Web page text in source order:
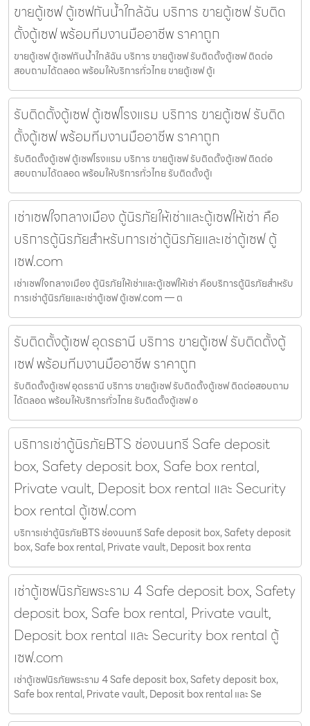
ขายตู้เซฟ ตู้เซฟกันน้ำใกล้ฉัน บริการ ขายตู้เซฟ รับติด
ตั้งตู้เซฟ พร้อมทีมงานมืออาชีพ ราคาถูก
ขายตู้เซฟ ตู้เซฟกันน้ำใกล้ฉัน บริการ ขายตู้เซฟ รับติดตั้งตู้เซฟ ติดต่อ
สอบถามได้ตลอด พร้อมให้บริการทั่วไทย ขายตู้เซฟ ตู้เ
รับติดตั้งตู้เซฟ ตู้เซฟโรงแรม บริการ ขายตู้เซฟ รับติด
ตั้งตู้เซฟ พร้อมทีมงานมืออาชีพ ราคาถูก
รับติดตั้งตู้เซฟ ตู้เซฟโรงแรม บริการ ขายตู้เซฟ รับติดตั้งตู้เซฟ ติดต่อ
สอบถามได้ตลอด พร้อมให้บริการทั่วไทย รับติดตั้งตู้เ
เช่าเซฟใจกลางเมือง ตู้นิรภัยให้เช่าและตู้เซฟให้เช่า คือ
บริการตู้นิรภัยสำหรับการเช่าตู้นิรภัยและเช่าตู้เซฟ ตู้
เซฟ.com
เช่าเซฟใจกลางเมือง ตู้นิรภัยให้เช่าและตู้เซฟให้เช่า คือบริการตู้นิรภัยสำหรับ
การเช่าตู้นิรภัยและเช่าตู้เซฟ ตู้เซฟ.com — ต
รับติดตั้งตู้เซฟ อุดรธานี บริการ ขายตู้เซฟ รับติดตั้งตู้
เซฟ พร้อมทีมงานมืออาชีพ ราคาถูก
รับติดตั้งตู้เซฟ อุดรธานี บริการ ขายตู้เซฟ รับติดตั้งตู้เซฟ ติดต่อสอบถาม
ได้ตลอด พร้อมให้บริการทั่วไทย รับติดตั้งตู้เซฟ อ
บริการเช่าตู้นิรภัยBTS ช่องนนทรี Safe deposit
box, Safety deposit box, Safe box rental,
Private vault, Deposit box rental และ Security
box rental ตู้เซฟ.com
บริการเช่าตู้นิรภัยBTS ช่องนนทรี Safe deposit box, Safety deposit
box, Safe box rental, Private vault, Deposit box renta
เช่าตู้เซฟนิรภัยพระราม 4 Safe deposit box, Safety
deposit box, Safe box rental, Private vault,
Deposit box rental และ Security box rental ตู้
เซฟ.com
เช่าตู้เซฟนิรภัยพระราม 4 Safe deposit box, Safety deposit box,
Safe box rental, Private vault, Deposit box rental และ Se